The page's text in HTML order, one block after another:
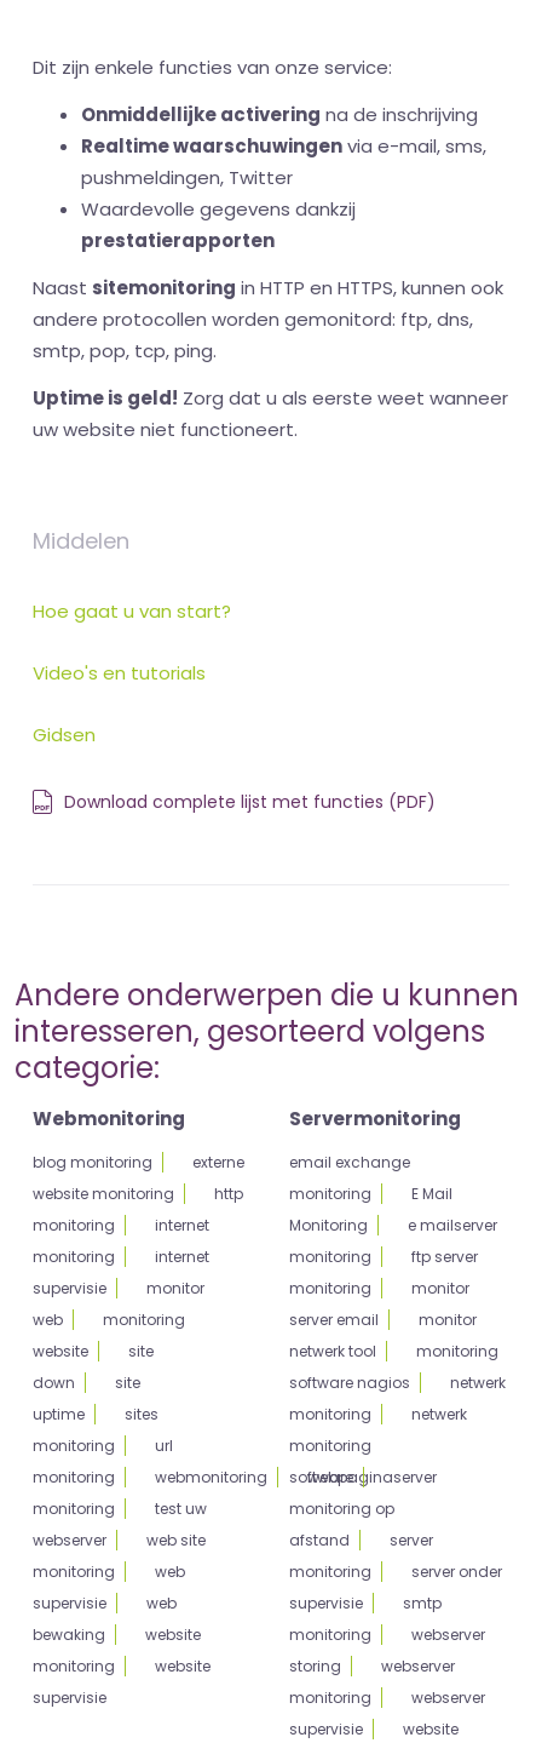
Dit zijn enkele functies van onze service:
Onmiddellijke activering na de inschrijving
Realtime waarschuwingenvia e-mail, sms,
pushmeldingen, Twitter
Waardevolle gegevens dankzij
prestatierapporten
Naast sitemonitoring in HTTP en HTTPS, kunnen ook
andere protocollen worden gemonitord: ftp, dns,
smtp, pop, tcp, ping.
Uptime is geld! Zorg dat u als eerste weet wanneer
uw website niet functioneert.
Middelen
Hoe gaat u van start?
Video's en tutorials
Gidsen
Download complete lijst met functies (PDF)
Andere onderwerpen die u kunnen
interesseren, gesorteerd volgens
categorie:
Webmonitoring
blog monitoring
externe
website monitoring
http
monitoring
internet
monitoring
internet
supervisie
monitor
web
monitoring
website
site
down
site
uptime
sites
monitoring
url
monitoring
webmonitoring
webpagina
monitoring
test uw
webserver
web site
monitoring
web
supervisie
web
bewaking
website
monitoring
website
supervisie
Servermonitoring
email exchange
monitoring
E Mail
Monitoring
e mailserver
monitoring
ftp server
monitoring
monitor
server email
monitor
netwerk tool
monitoring
software nagios
netwerk
monitoring
netwerk
monitoring
software
server
monitoring op
afstand
server
monitoring
server onder
supervisie
smtp
monitoring
webserver
storing
webserver
monitoring
webserver
supervisie
website